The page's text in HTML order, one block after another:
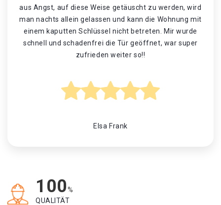
aus Angst, auf diese Weise getäuscht zu werden, wird
man nachts allein gelassen und kann die Wohnung mit
einem kaputten Schlüssel nicht betreten. Mir wurde
schnell und schadenfrei die Tür geöffnet, war super
zufrieden weiter so!!
Elsa Frank
100%
QUALITÄT